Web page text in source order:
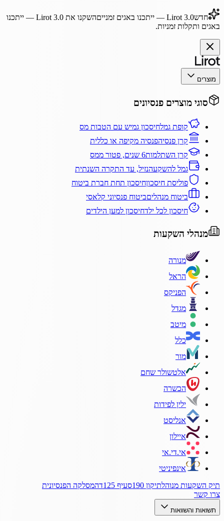
חדשLirot 3.0 — ייתכנו באגים זמנייםהשקנו את Lirot 3.0— ייתכנו
באגים ותקלות זמניות.
מוצרים
סוגי מוצרים פנסיונים
קופת גמלחיסכון גמיש עם הטבות מס
קרן פנסיהפנסיה מקיפה או כללית
קרן השתלמות6 שנים, פטור ממס
גמל להשקעהנזיל, עד התקרה השנתית
פוליסת חיסכוןחיסכון תחת חברת ביטוח
ביטוח מנהליםביטוח פנסיוני קלאסי
חיסכון לכל ילדחיסכון למען הילדים
מנהלי השקעות
מנורה
הראל
הפניקס
מגדל
מיטב
כלל
מור
אלטשולר שחם
הכשרה
ילין לפידות
אנליסט
איילון
אי.די.אי
אינפיניטי
תיק השקעות מנוהלתיקון 190 סעיף 125ד
המסלקה הפנסיונית
צרו קשר
תשואות והשוואות